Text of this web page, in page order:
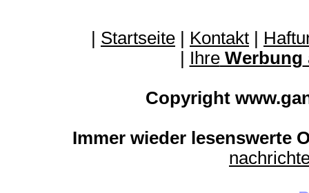
Startseite Kontakt
IhreWerbung
Copyright
Immer wieder lesenswerte